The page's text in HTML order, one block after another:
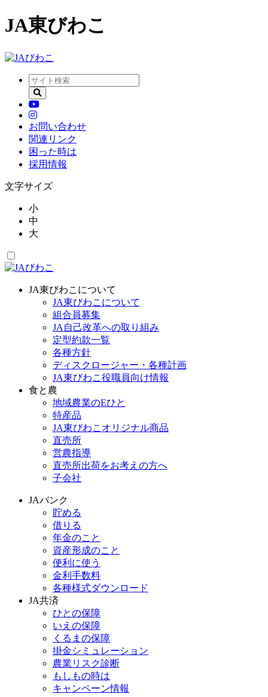
JA東びわこ
お問い合わせ
関連リンク
困った時は
採用情報
文字サイズ
小
中
大
JA東びわこについて
JA東びわこについて
組合員募集
JA自己改革への取り組み
定型約款一覧
各種方針
ディスクロージャー・各種計画
JA東びわこ役職員向け情報
食と農
地域農業のEひと
特産品
JA東びわこオリジナル商品
直売所
営農指導
直売所出荷をお考えの方へ
子会社
JAバンク
貯める
借りる
年金のこと
資産形成のこと
便利に使う
金利手数料
各種様式ダウンロード
JA共済
ひとの保障
いえの保障
くるまの保障
掛金シミュレーション
農業リスク診断
もしもの時は
キャンペーン情報